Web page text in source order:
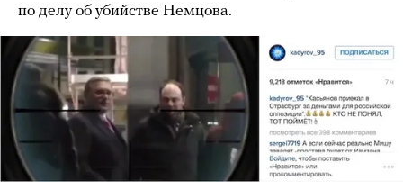
по делу об убийстве Немцова.